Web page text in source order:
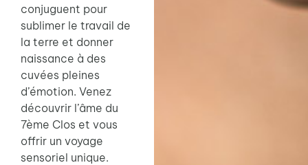
conjuguent pour
sublimer le travail de
la terre et donner
naissance à des
cuvées pleines
d’émotion. Venez
découvrir l’âme du
7ème Clos et vous
offrir un voyage
sensoriel unique.